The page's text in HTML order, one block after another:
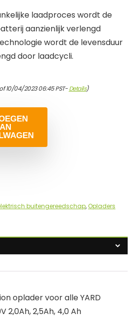
laadproces wordt de
aanzienlijk verlengd
wordt de levensduur
door laadcycli.
10/04/2023 06:45 PST-Details)
buitengereedschap,Opladers
oplader voor alle YARD
2,0Ah, 2,5Ah, 4,0 Ah